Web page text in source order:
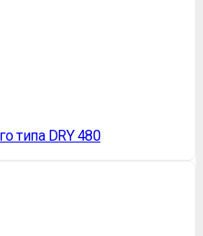
типа DRY 480